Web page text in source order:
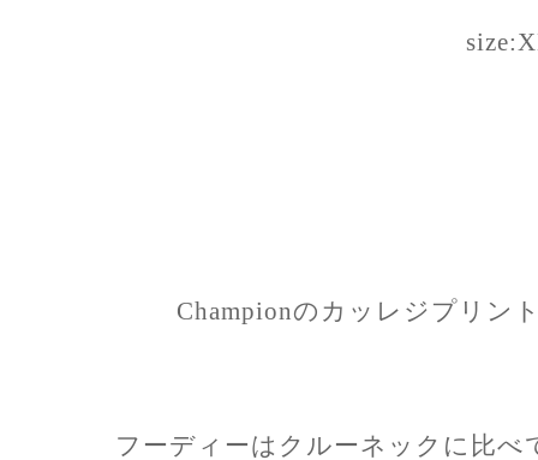
Championのカッレジプリン
フーディーはクルーネックに比